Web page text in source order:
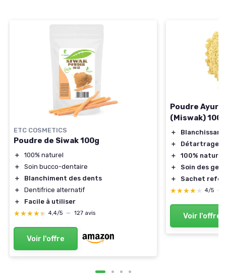
ETC COSMETICS
Poudre de Siwak 100g
＋
100% naturel
＋
Soin bucco-dentaire
＋
Blanchiment des dents
＋
Dentifrice alternatif
＋
Facile à utiliser
★★★★★
★★★★★ 4,4/5 — 127 avis
Voir l'offre
Poudre
(Miswak) 100
＋
＋
Détartrage
＋
100% naturel
＋
Soin des
＋
Sachet
★★★★★
★★★★★ 4/5 —
Voir l'offre